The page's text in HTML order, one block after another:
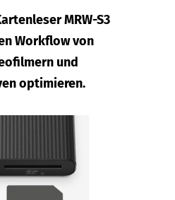
MRW-S3
Workflow von
und
optimieren.